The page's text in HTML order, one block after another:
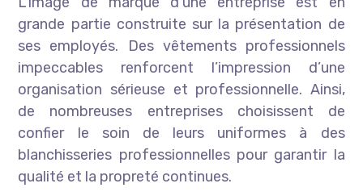
grande partie construite sur la présentation de
ses employés. Des vêtements professionnels
impeccables renforcent l’impression d’une
organisation sérieuse et professionnelle. Ainsi,
de nombreuses entreprises choisissent de
confier le soin de leurs uniformes à des
blanchisseries professionnelles pour garantir la
qualité et la propreté continues.